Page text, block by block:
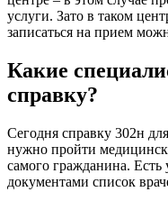
услуги. Зато в таком
записаться на прием
Какие
справку?
Сегодня справку 302н
нужно пройти
самого гражданина.
документами список